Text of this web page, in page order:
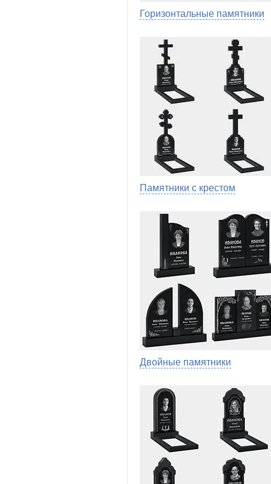
Горизонтальные памятники
Памятники с крестом
Двойные памятники